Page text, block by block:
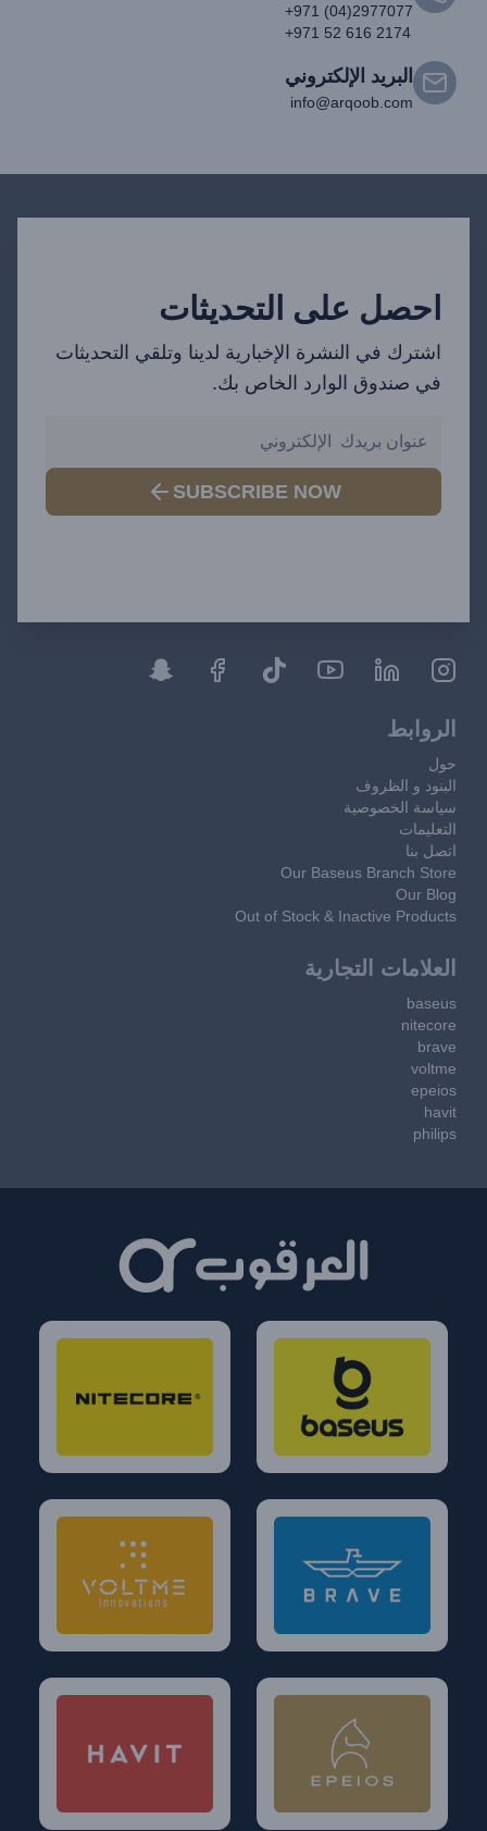
+971 (04)2977077
+971 52 616 2174
البريد الإلكتروني
info@arqoob.com
احصل على التحديثات
اشترك في النشرة الإخبارية لدينا وتلقي التحديثات
في صندوق الوارد الخاص بك.
SUBSCRIBE NOW
الروابط
حول
البنود و الظروف
سياسة الخصوصية
التعليمات
اتصل بنا
Our Baseus Branch Store
Our Blog
Out of Stock & Inactive Products
العلامات التجارية
baseus
nitecore
brave
voltme
epeios
havit
philips